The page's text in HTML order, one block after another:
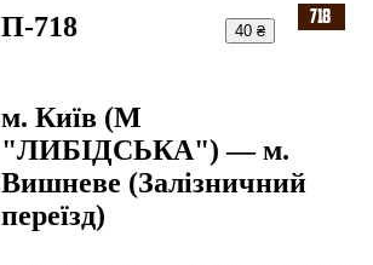
П-718 40 ₴
м. Київ (М
"ЛИБІДСЬКА") — м.
Вишневе (Залізничний
переїзд)